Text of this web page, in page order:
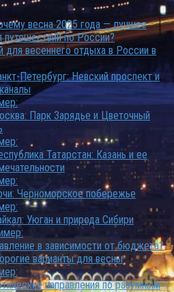
весна 2025 года — лучшее
путешествий по России?
для весеннего отдыха в России в
Петербург: Невский проспект и
Парк Зарядье и Цветочный
Татарстан: Казань и ее
Черноморское побережье
Уюган и природа Сибири
в зависимости от бюджета?
варианты для весны
направления по разумным